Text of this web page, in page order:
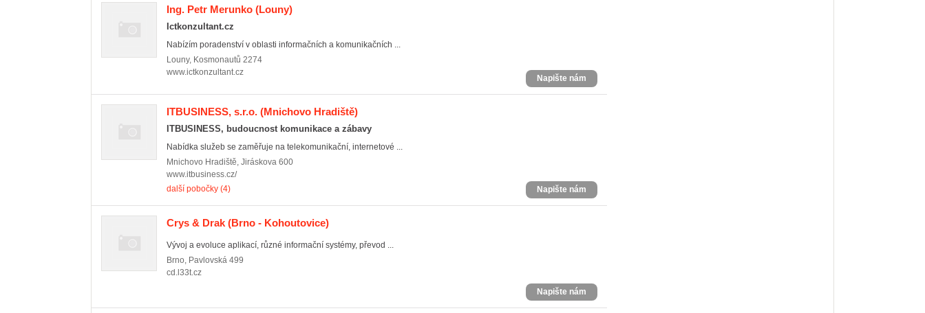
Ing. Petr Merunko (Louny)
Ictkonzultant.cz
Nabízím poradenství v oblasti informačních a komunikačních ...
Louny, Kosmonautů 2274
www.ictkonzultant.cz
Napište nám
ITBUSINESS, s.r.o. (Mnichovo Hradiště)
ITBUSINESS, budoucnost komunikace a zábavy
Nabídka služeb se zaměřuje na telekomunikační, internetové ...
Mnichovo Hradiště, Jiráskova 600
www.itbusiness.cz/
další pobočky (4)
Napište nám
Crys & Drak (Brno - Kohoutovice)
Vývoj a evoluce aplikací, různé informační systémy, převod ...
Brno, Pavlovská 499
cd.l33t.cz
Napište nám